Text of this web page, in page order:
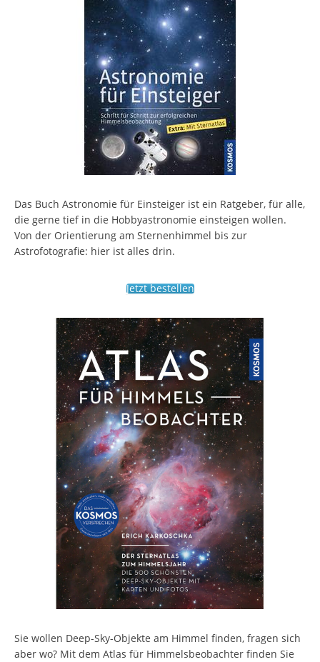
Das Buch Astronomie für Einsteiger ist ein Ratgeber, für alle,
die gerne tief in die Hobbyastronomie einsteigen wollen.
Von der Orientierung am Sternenhimmel bis zur
Astrofotografie: hier ist alles drin.
Jetzt bestellen
Sie wollen Deep-Sky-Objekte am Himmel finden, fragen sich
aber wo? Mit dem Atlas für Himmelsbeobachter finden Sie